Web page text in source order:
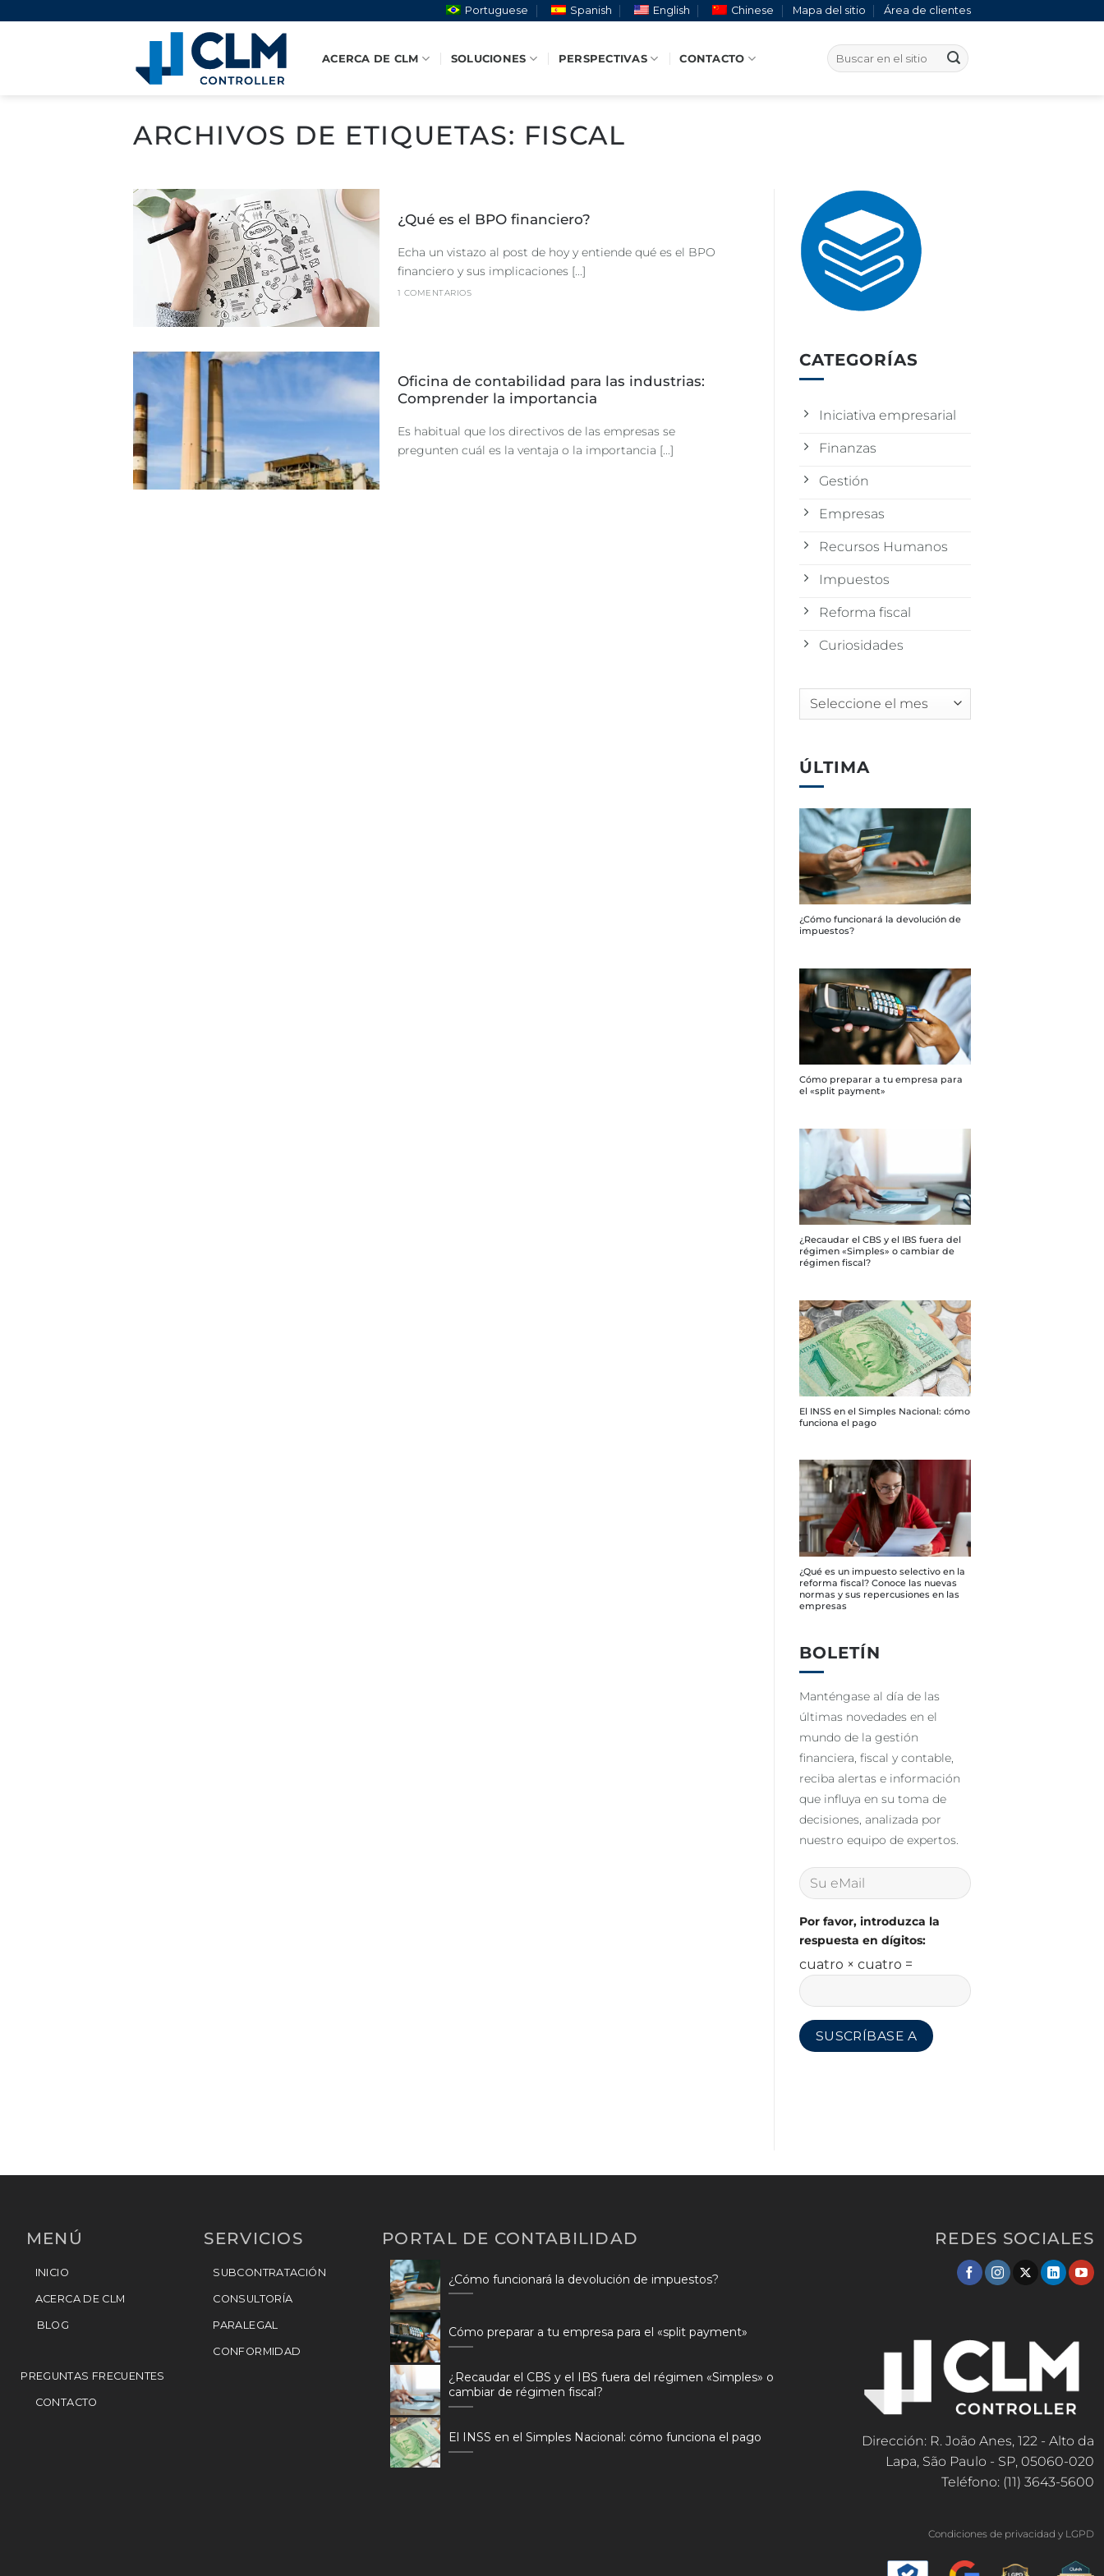
Portuguese Spanish English Chinese Mapa del sitio Área de clientes
ACERCA DE CLM SOLUCIONES PERSPECTIVAS CONTACTO
ARCHIVOS DE ETIQUETAS: FISCAL
¿Qué es el BPO financiero?
Echa un vistazo al post de hoy y entiende qué es el BPO
financiero y sus implicaciones [...]
1 COMENTARIOS
Oficina de contabilidad para las industrias:
Comprender la importancia
Es habitual que los directivos de las empresas se
pregunten cuál es la ventaja o la importancia [...]
CATEGORÍAS
Iniciativa empresarial
Finanzas
Gestión
Empresas
Recursos Humanos
Impuestos
Reforma fiscal
Curiosidades
Archivos
ÚLTIMA
¿Cómo funcionará la devolución de
impuestos?
Cómo preparar a tu empresa para
el «split payment»
¿Recaudar el CBS y el IBS fuera del
régimen «Simples» o cambiar de
régimen fiscal?
El INSS en el Simples Nacional: cómo
funciona el pago
¿Qué es un impuesto selectivo en la
reforma fiscal? Conoce las nuevas
normas y sus repercusiones en las
empresas
BOLETÍN
Manténgase al día de las
últimas novedades en el
mundo de la gestión
financiera, fiscal y contable,
reciba alertas e información
que influya en su toma de
decisiones, analizada por
nuestro equipo de expertos.
Por favor, introduzca la
respuesta en dígitos:
cuatro × cuatro =
MENÚ
INICIO
ACERCA DE CLM
BLOG
PREGUNTAS FRECUENTES
CONTACTO
SERVICIOS
SUBCONTRATACIÓN
CONSULTORÍA
PARALEGAL
CONFORMIDAD
PORTAL DE CONTABILIDAD
¿Cómo funcionará la devolución de impuestos?
Cómo preparar a tu empresa para el «split payment»
¿Recaudar el CBS y el IBS fuera del régimen «Simples» o
cambiar de régimen fiscal?
El INSS en el Simples Nacional: cómo funciona el pago
REDES SOCIALES
Dirección: R. João Anes, 122 - Alto da
Lapa, São Paulo - SP, 05060-020
Teléfono: (11) 3643-5600
Condiciones de privacidad y LGPD